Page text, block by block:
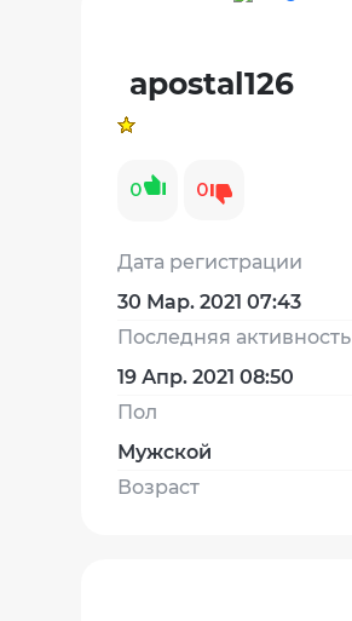
apostal126
0 0
Дата регистрации
30 Мар. 2021 07:43
Последняя активность
19 Апр. 2021 08:50
Пол
Мужской
Возраст